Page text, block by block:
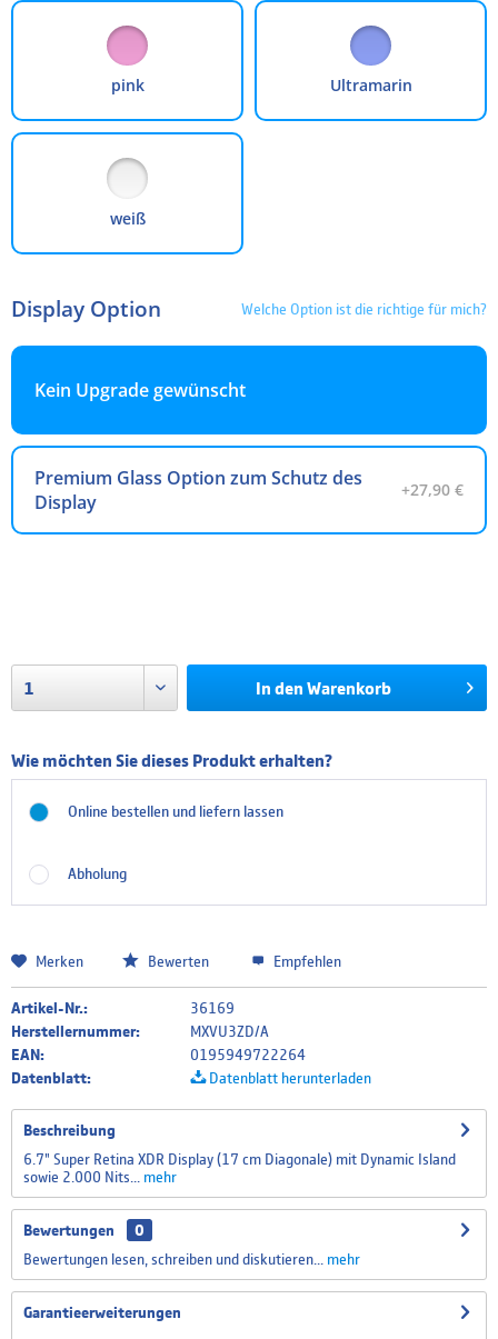
pink Ultramarin
weiß
Display Option Welche Option ist die richtige für mich?
Kein Upgrade gewünscht
Premium Glass Option zum Schutz des
Display
+27,90 €
In den Warenkorb
Wie möchten Sie dieses Produkt erhalten?
Online bestellen und liefern lassen
Abholung
Merken Bewerten Empfehlen
Artikel-Nr.:
36169
Herstellernummer:
MXVU3ZD/A
EAN:
0195949722264
Datenblatt:
Datenblatt herunterladen
Beschreibung
6.7" Super Retina XDR Display (17 cm Diagonale) mit Dynamic Island
sowie 2.000 Nits...
mehr
Bewertungen
0
Bewertungen lesen, schreiben und diskutieren...
mehr
Garantieerweiterungen